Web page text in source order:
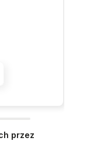
przez